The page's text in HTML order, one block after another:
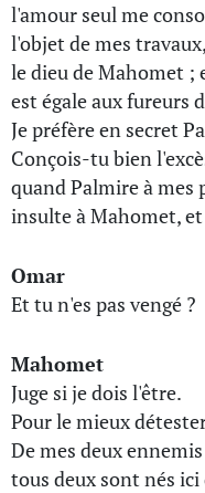
l'amour seul me
l'objet de mes
le dieu de Mahomet ;
est égale aux fureurs
Je préfère en secret
Conçois-tu bien
quand Palmire à mes
insulte à Mahomet,
Omar
Et tu n'es pas vengé ?
Mahomet
Juge si je dois l'être.
Pour le mieux
De mes deux
tous deux sont nés